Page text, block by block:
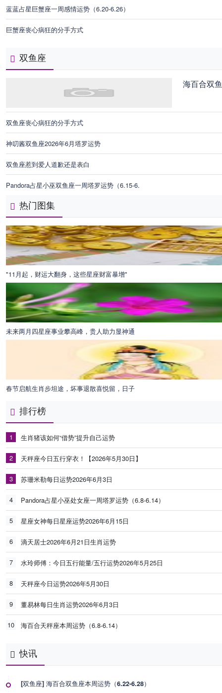
蓝蓝占星巨蟹座一周感情运势（6.20-6.26）
巨蟹座丧心病狂的分手方式
双鱼座
海百合双
双鱼座丧心病狂的分手方式
神叨酱双鱼座2026年6月塔罗运势
双鱼座惹到爱人道歉还是表白
Pandora占星小巫双鱼座一周塔罗运势（6.15-6.
热门图集
"11月起，财运大翻身，这些星座财富暴增"
未来两月四星座事业攀高峰，贵人助力显神通
春节启航生肖步坦途，坏事退散喜悦留，日子
排行榜
1 生肖猪该如何“借势”提升自己运势
2 天秤座今日五行穿衣！【2026年5月30日】
3 苏珊米勒每日运势2026年6月3日
4 Pandora占星小巫处女座一周塔罗运势（6.8-6.14）
5 星座女神每日星座运势2026年6月15日
6 滴天居士2026年6月21日生肖运势
7 水玲师傅：今日五行能量/五行运势2026年5月25日
8 天秤座今日运势2026年5月30日
9 董易林每日生肖运势2026年6月3日
10 海百合天秤座本周运势（6.8-6.14）
快讯
[双鱼座] 海百合双鱼座本周运势（6.22-6.28）